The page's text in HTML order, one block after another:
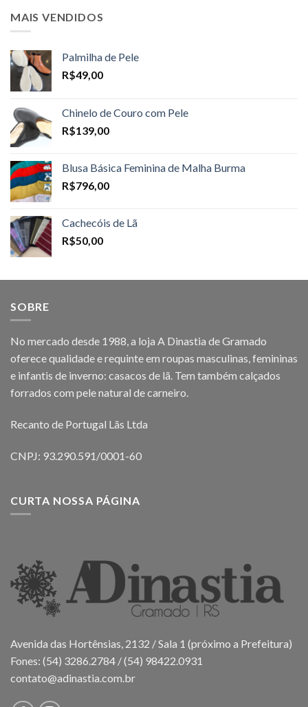
MAIS VENDIDOS
Palmilha de Pele
R$49,00
Chinelo de Couro com Pele
R$139,00
Blusa Básica Feminina de Malha Burma
R$796,00
Cachecóis de Lã
R$50,00
SOBRE
No mercado desde 1988, a loja A Dinastia de Gramado
oferece qualidade e requinte em roupas masculinas, femininas
e infantis de inverno: casacos de lã. Tem também calçados
forrados com pele natural de carneiro.
Recanto de Portugal Lãs Ltda
CNPJ: 93.290.591/0001-60
CURTA NOSSA PÁGINA
Avenida das Hortênsias, 2132 / Sala 1 (próximo a Prefeitura)
Fones: (54) 3286.2784 / (54) 98422.0931
contato@adinastia.com.br